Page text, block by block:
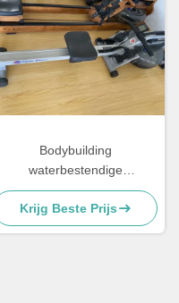
Bodybuilding
waterbestendige
roeimachine Commerciële
fitnessapparatuur
Krijg Beste Prijs